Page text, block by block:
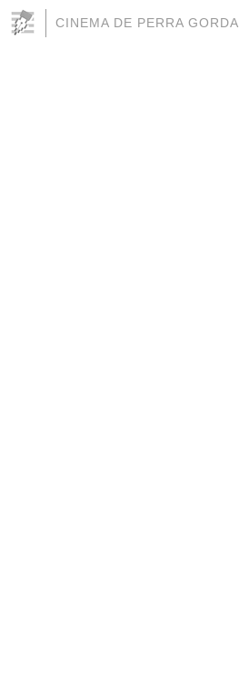
CINEMA DE PERRA GORDA